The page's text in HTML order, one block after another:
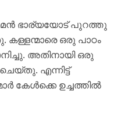
ഭാര്യയോട് പുറത്തു
ഒരു പാഠം
അതിനായി ഒരു
എന്നിട്ട്
കേൾക്കെ ഉച്ചത്തിൽ